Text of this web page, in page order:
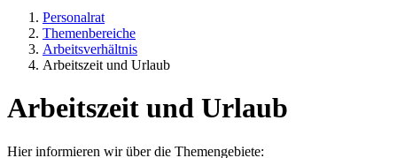
Personalrat
Themenbereiche
Arbeitsverhältnis
Arbeitszeit und Urlaub
Arbeitszeit und Urlaub
Hier informieren wir über die Themengebiete: